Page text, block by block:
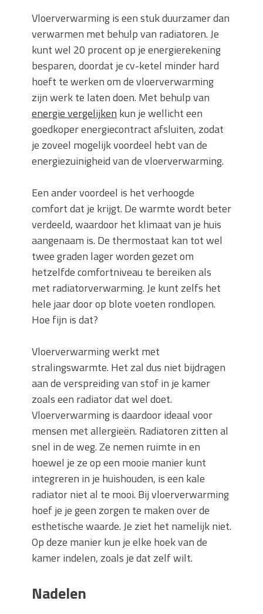
Vloerverwarming is een stuk duurzamer dan
verwarmen met behulp van radiatoren. Je
kunt wel 20 procent op je energierekening
besparen, doordat je cv-ketel minder hard
hoeft te werken om de vloerverwarming
zijn werk te laten doen. Met behulp van
energie vergelijken kun je wellicht een
goedkoper energiecontract afsluiten, zodat
je zoveel mogelijk voordeel hebt van de
energiezuinigheid van de vloerverwarming.
Een ander voordeel is het verhoogde
comfort dat je krijgt. De warmte wordt beter
verdeeld, waardoor het klimaat van je huis
aangenaam is. De thermostaat kan tot wel
twee graden lager worden gezet om
hetzelfde comfortniveau te bereiken als
met radiatorverwarming. Je kunt zelfs het
hele jaar door op blote voeten rondlopen.
Hoe fijn is dat?
Vloerverwarming werkt met
stralingswarmte. Het zal dus niet bijdragen
aan de verspreiding van stof in je kamer
zoals een radiator dat wel doet.
Vloerverwarming is daardoor ideaal voor
mensen met allergieën. Radiatoren zitten al
snel in de weg. Ze nemen ruimte in en
hoewel je ze op een mooie manier kunt
integreren in je huishouden, is een kale
radiator niet al te mooi. Bij vloerverwarming
hoef je je geen zorgen te maken over de
esthetische waarde. Je ziet het namelijk niet.
Op deze manier kun je elke hoek van de
kamer indelen, zoals je dat zelf wilt.
Nadelen